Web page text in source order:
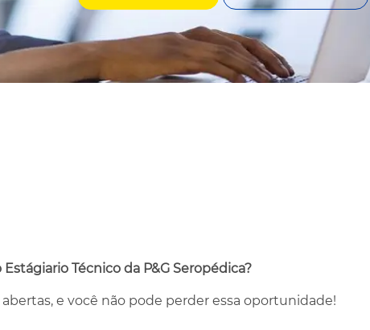
Técnico da P&G Seropédica?
e você não pode perder essa oportunidade!